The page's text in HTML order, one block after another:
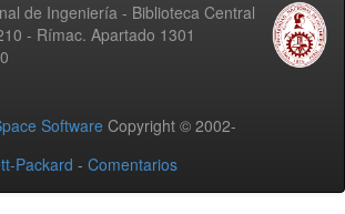
de Ingeniería - Biblioteca Central
- Rímac. Apartado 1301
Software Copyright © 2002-
Packard - Comentarios